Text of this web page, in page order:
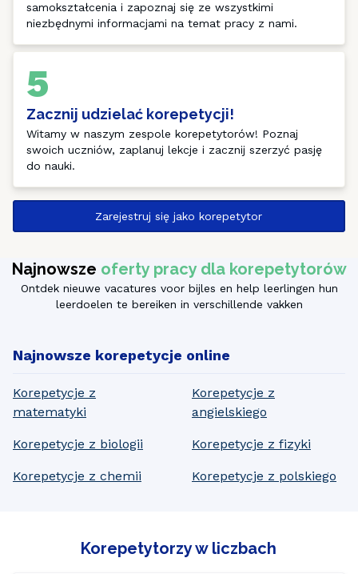
samokształcenia i zapoznaj się ze wszystkimi
niezbędnymi informacjami na temat pracy z nami.
5
Zacznij udzielać korepetycji!
Witamy w naszym zespole korepetytorów! Poznaj
swoich uczniów, zaplanuj lekcje i zacznij szerzyć pasję
do nauki.
Zarejestruj się jako korepetytor
Najnowsze oferty pracy dla korepetytorów
Ontdek nieuwe vacatures voor bijles en help leerlingen hun
leerdoelen te bereiken in verschillende vakken
Najnowsze korepetycje online
Korepetycje z
matematyki
Korepetycje z
angielskiego
Korepetycje z biologii Korepetycje z fizyki
Korepetycje z chemii Korepetycje z polskiego
Korepetytorzy w liczbach